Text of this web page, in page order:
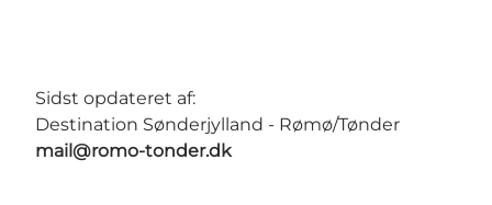
Sidst opdateret af:
Destination Sønderjylland - Rømø/Tønder
mail@romo-tonder.dk